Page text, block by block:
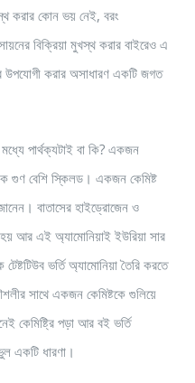
করার কোন ভয় নেই, বরং
বিক্রিয়া মুখস্থ করার বাইরেও এ
করার অসাধারণ একটি জগত
মধ্যে পার্থক্যটাই বা কি? একজন
গুণ বেশি স্কিলড। একজন কেমিষ্ট
বাতাসের হাইড্রোজেন ও
হয় আর এই অ্যামোনিয়াই ইউরিয়া সার
ভর্তি অ্যামোনিয়া তৈরি করতে
সাথে একজন কেমিষ্টকে গুলিয়ে
কেমিষ্ট্রি পড়া আর বই ভর্তি
একটি ধারণা।